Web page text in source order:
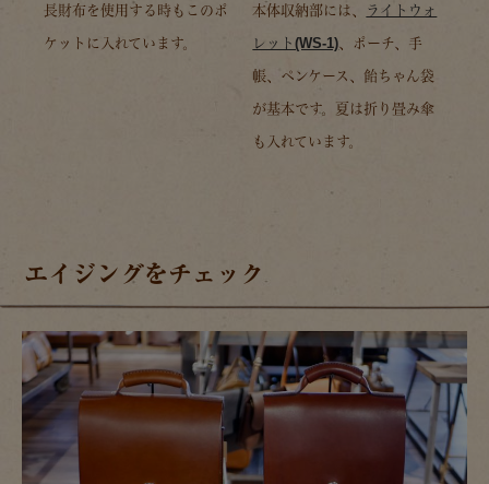
長財布を使用する時もこのポ
ケットに入れています。
本体収納部には、
ライトウォ
レット(WS-1) 、ポーチ、手
帳、ペンケース、飴ちゃん袋
が基本です。夏は折り畳み傘
も入れています。
エイジングをチェック